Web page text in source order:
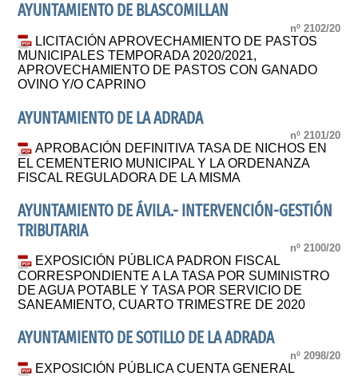
AYUNTAMIENTO DE BLASCOMILLAN
nº 2102/20
LICITACIÓN APROVECHAMIENTO DE PASTOS
MUNICIPALES TEMPORADA 2020/2021,
APROVECHAMIENTO DE PASTOS CON GANADO
OVINO Y/O CAPRINO
AYUNTAMIENTO DE LA ADRADA
nº 2101/20
APROBACIÓN DEFINITIVA TASA DE NICHOS EN
EL CEMENTERIO MUNICIPAL Y LA ORDENANZA
FISCAL REGULADORA DE LA MISMA
AYUNTAMIENTO DE ÁVILA.- INTERVENCIÓN-GESTIÓN
TRIBUTARIA
nº 2100/20
EXPOSICIÓN PÚBLICA PADRON FISCAL
CORRESPONDIENTE A LA TASA POR SUMINISTRO
DE AGUA POTABLE Y TASA POR SERVICIO DE
SANEAMIENTO, CUARTO TRIMESTRE DE 2020
AYUNTAMIENTO DE SOTILLO DE LA ADRADA
nº 2098/20
EXPOSICIÓN PÚBLICA CUENTA GENERAL